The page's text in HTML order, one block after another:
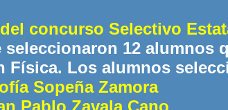
concurso Selectivo
12 alumnos
Física. Los alumnos
Sopeña Zamora
Pablo Zavala Cano